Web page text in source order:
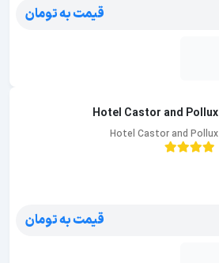
قیمت به تومان
Hotel Castor and Pollux
Hotel Castor and Pollux
قیمت به تومان